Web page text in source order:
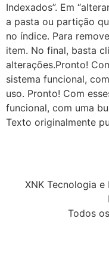
Indexados”. Em
a pasta ou partição
no índice. Para
item. No final, basta
alterações.Pronto!
sistema funcional,
uso. Pronto! Com
funcional, com uma
Texto originalmente
XNK Tecnologia
Todos